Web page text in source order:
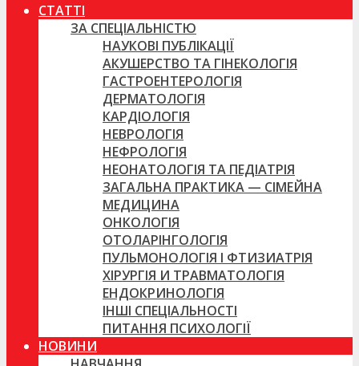
СТАТТІ
ЗА СПЕЦІАЛЬНІСТЮ
НАУКОВІ ПУБЛІКАЦІЇ
АКУШЕРСТВО ТА ГІНЕКОЛОГІЯ
ГАСТРОЕНТЕРОЛОГІЯ
ДЕРМАТОЛОГІЯ
КАРДІОЛОГІЯ
НЕВРОЛОГІЯ
НЕФРОЛОГІЯ
НЕОНАТОЛОГІЯ ТА ПЕДІАТРІЯ
ЗАГАЛЬНА ПРАКТИКА — СІМЕЙНА
МЕДИЦИНА
ОНКОЛОГІЯ
ОТОЛАРІНГОЛОГІЯ
ПУЛЬМОНОЛОГІЯ І ФТИЗИАТРІЯ
ХІРУРГІЯ И ТРАВМАТОЛОГІЯ
ЕНДОКРИНОЛОГІЯ
ІНШІ СПЕЦІАЛЬНОСТІ
ПИТАННЯ ПСИХОЛОГІЇ
НОВИНИ